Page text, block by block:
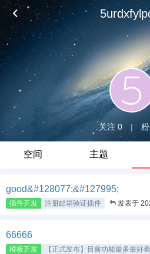
关注 0 |
空间 主题
good&#128077;&#127995;
插件开发 注册邮箱验证插件 发表于
66666
模板开发 【正式发布】目前功能最多最好